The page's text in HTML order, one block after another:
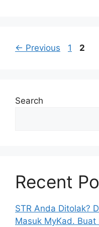
← Previous Page
1 Page
2
Search
Recent
STR Anda Ditolak?
Masuk MyKad. Buat